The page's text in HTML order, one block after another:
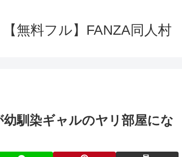
【無料フル】FANZA同人村
幼馴染ギャルのヤリ部屋にな